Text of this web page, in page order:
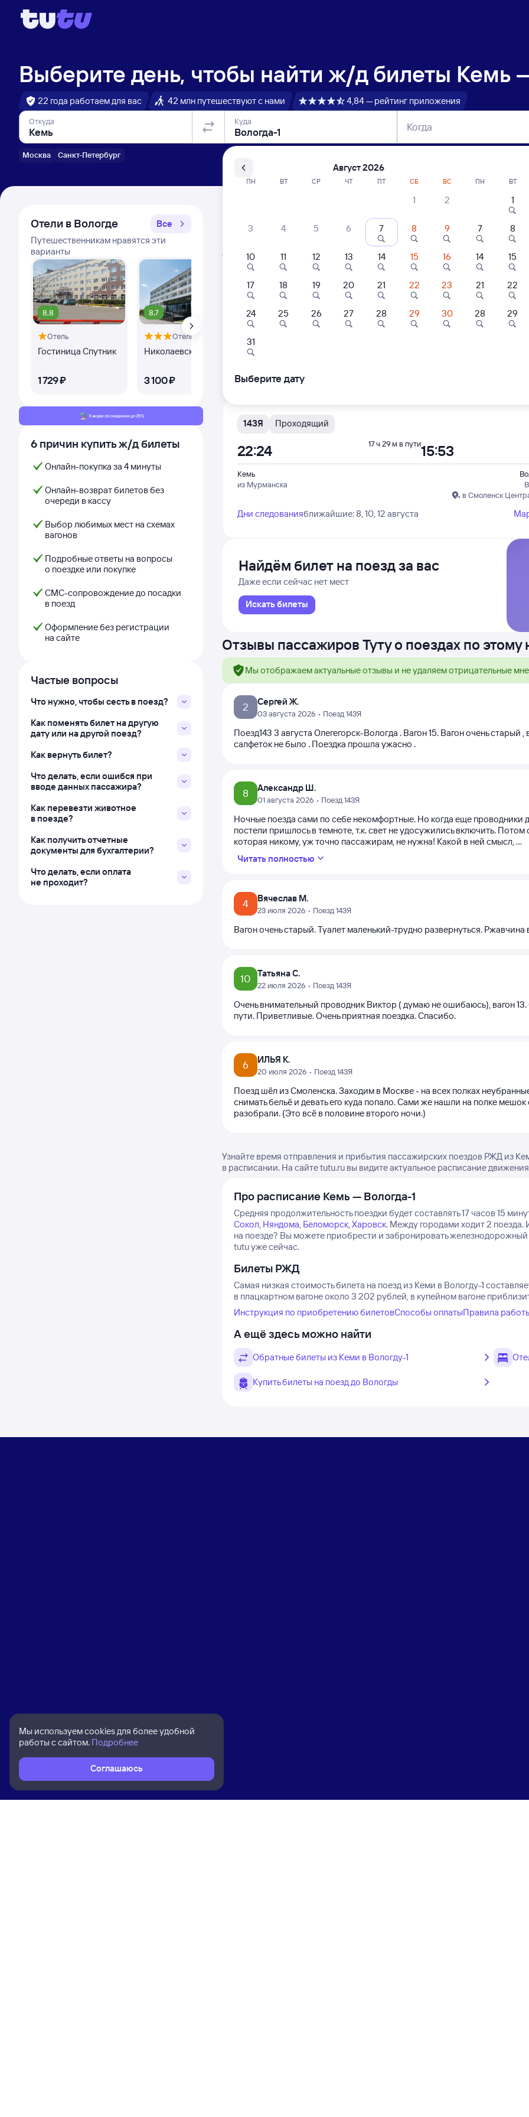
Выберите день, чтобы найти ж/д билеты Кемь
22 года работаем для вас 42 млн путешествуют с нами 4,84 — рейтинг приложения
Откуда
Москва Санкт-Петербург
Куда Когда
Отели в Вологде
Все
Путешественникам нравятся эти
варианты
8,8
Отель
Гостиница Спутник
1 ⁠729 ⁠₽
8,7
Отель
Николаевский
3 ⁠100 ⁠₽
7,8
Спасская
2 ⁠900 ⁠₽
8,9
6 причин купить ж/д билеты
Онлайн-покупка за 4 минуты
Онлайн-возврат билетов без
очереди в кассу
Выбор любимых мест на схемах
вагонов
Подробные ответы на вопросы
о поездке или покупке
СМС-сопровождение до посадки
в поезд
Оформление без регистрации
на сайте
Частые вопросы
Что нужно, чтобы сесть в поезд?
Как поменять билет на другую
дату или на другой поезд?
Как вернуть билет?
Что делать, если ошибся при
вводе данных пассажира?
Как перевезти животное
в поезде?
Как получить отчетные
документы для бухгалтерии?
Что делать, если оплата
не проходит?
Расписание поездов Кемь — Вологда-1
Расписание поездов Вологда-1 — Кемь
Открыта продажа билетов на 4 ноября. Отправление и прибытие по местному
Самый быстрый
217А Проходящий
Кемь
из Мурманска
12:13 05:14
Дни следованияближайшие: 8, 15, 22 августа
143Я Проходящий
Кемь
из Мурманска
в Смоленск
22:24 15:53
17 ч 29 м в пути
Дни следованияближайшие: 8, 10, 12 августа
Найдём билет на поезд за вас
Даже если сейчас нет мест
Искать билеты
Отзывы пассажиров Туту о поездах по
Мы отображаем актуальные отзывы и не удаляем отрицательные
2 Сергей Ж.
03 августа 2026 • Поезд 143Я
Поезд143 3 августа Олегегорск-Вологда . Вагон 15. Вагон очень старый
салфеток не было . Поездка прошла ужасно .
8 Александр Ш.
01 августа 2026 • Поезд 143Я
Ночные поезда сами по себе некомфортные. Но когда еще проводники
постели пришлось в темноте, т.к. свет не удосужились включить.
которая никому, уж точно пассажирам, не нужна! Какой в ней смысл, ...
Читать полностью
4 Вячеслав М.
23 июля 2026 • Поезд 143Я
Вагон очень старый. Туалет маленький-трудно развернуться. Ржавчина
10 Татьяна С.
22 июля 2026 • Поезд 143Я
Очень внимательный проводник Виктор ( думаю не ошибаюсь), вагон
пути. Приветливые. Очень приятная поездка. Спасибо.
6 ИЛЬЯ К.
20 июля 2026 • Поезд 143Я
Поезд шёл из Смоленска. Заходим в Москве - на всех полках
снимать бельё и девать его куда попало. Сами же нашли на полке
разобрали. (Это всё в половине второго ночи.)
Узнайте время отправления и прибытия пассажирских поездов РЖД из
в расписании. На сайте tutu.ru вы видите актуальное расписание
Про расписание Кемь — Вологда-1
Средняя продолжительность поездки будет составлять 17 часов 15
Сокол, Няндома, Беломорск,Харовск. Между городами ходит 2 поезда.
на поезде? Вы можете приобрести и забронировать
tutu уже сейчас.
Билеты РЖД
Самая низкая стоимость билета на поезд из Кеми в Вологду-1
в плацкартном вагоне около 3 202 рублей, в купейном вагоне
Инструкция по приобретению билетовСпособы оплатыПравила
А ещё здесь можно найти
Обратные билеты из Кеми в Вологду-1
Купить билеты на поезд до Вологды
Мы используем cookies для более удобной
работы с сайтом. Подробнее
Соглашаюсь
Август 2026
ПН ВТ СР ЧТ ПТ СБ ВС
1 2
3 4 5 6 7 8 9
10 11 12 13 14 15 16
17 18 19 20 21 22 23
24 25 26 27 28 29 30
31
ПН ВТ
1
7 8
14 15
21 22
28 29
Выберите дату